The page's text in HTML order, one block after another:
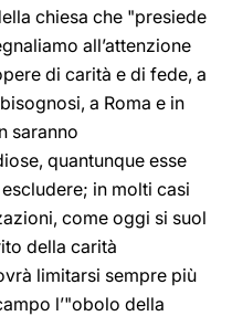
chiesa che "presiede
all’attenzione
di carità e di fede, a
a Roma e in
saranno
quantunque esse
in molti casi
come oggi si suol
della carità
limitarsi sempre più
l’"obolo della